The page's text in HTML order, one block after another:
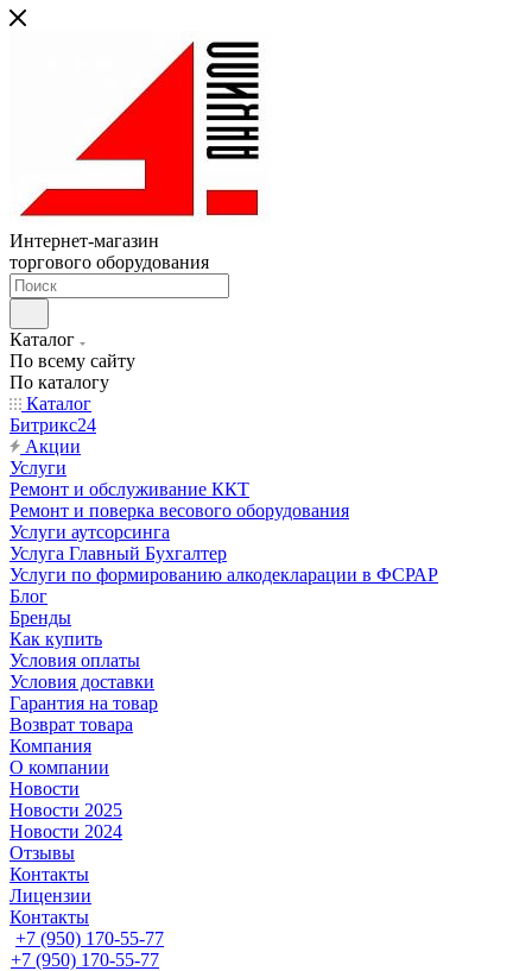
Интернет-магазин
торгового оборудования
Каталог
По всему сайту
По каталогу
Каталог
Битрикс24
Акции
Услуги
Ремонт и обслуживание ККТ
Ремонт и поверка весового оборудования
Услуги аутсорсинга
Услуга Главный Бухгалтер
Услуги по формированию алкодекларации в ФСРАР
Блог
Бренды
Как купить
Условия оплаты
Условия доставки
Гарантия на товар
Возврат товара
Компания
О компании
Новости
Новости 2025
Новости 2024
Отзывы
Контакты
Лицензии
Контакты
+7 (950) 170-55-77
+7 (950) 170-55-77